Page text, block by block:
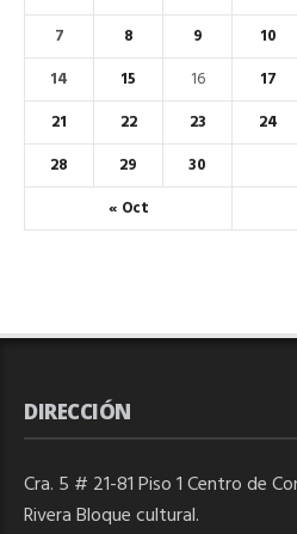
« Oct
7
8 9 10
14
15 16 17
21
22 23 24
28
29 30
DIRECCIÓN
Cra. 5 # 21-81 Piso 1 Centro de
Rivera Bloque cultural.